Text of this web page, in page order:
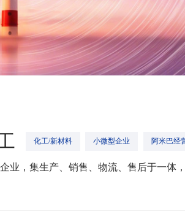
化工/新材料 小微型企业 阿米巴经
业，集生产、销售、物流、售后于一体